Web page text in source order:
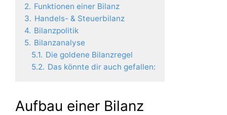
2. Funktionen einer Bilanz
3. Handels- & Steuerbilanz
4. Bilanzpolitik
5. Bilanzanalyse
5.1. Die goldene Bilanzregel
5.2. Das könnte dir auch gefallen:
Aufbau einer Bilanz